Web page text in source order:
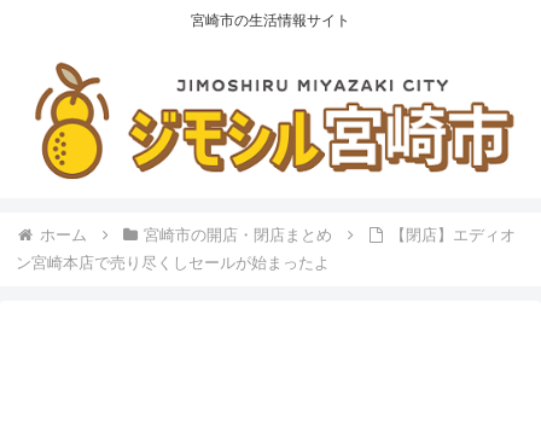
宮崎市の生活情報サイト
ホーム 宮崎市の開店・閉店まとめ
【閉店】エディオ
ン宮崎本店で売り尽くしセールが始まったよ